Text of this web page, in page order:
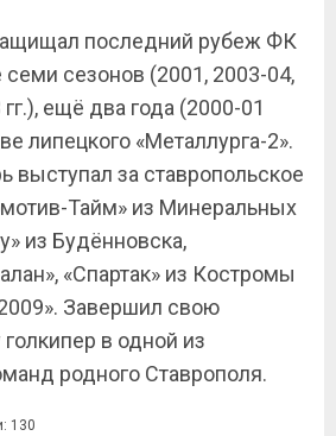
последний рубеж ФК
семи сезонов (2001, 2003-04,
ещё два года (2000-01
липецкого «Металлурга-2».
выступал за ставропольское
Тайм» из Минеральных
из Будённовска,
«Спартак» из Костромы
Завершил свою
в одной из
родного Ставрополя.
130